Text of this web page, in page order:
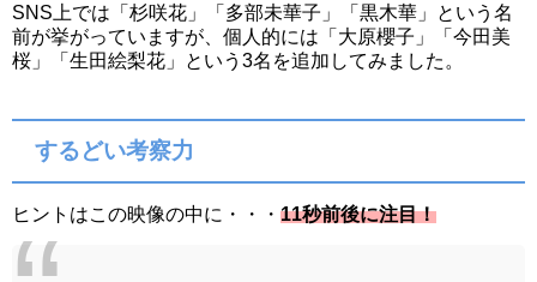
SNS上では「杉咲花」「多部未華子」「黒木華」という名
前が挙がっていますが、個人的には「大原櫻子」「今田美
桜」「生田絵梨花」という3名を追加してみました。
するどい考察力
ヒントはこの映像の中に・・・ 11秒前後に注目！